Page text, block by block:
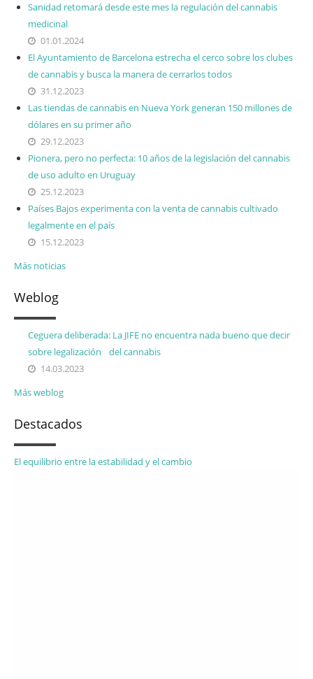
Sanidad retomará desde este mes la regulación del cannabis
medicinal
01.01.2024
El Ayuntamiento de Barcelona estrecha el cerco sobre los clubes
de cannabis y busca la manera de cerrarlos todos
31.12.2023
Las tiendas de cannabis en Nueva York generan 150 millones de
dólares en su primer año
29.12.2023
Pionera, pero no perfecta: 10 años de la legislación del cannabis
de uso adulto en Uruguay
25.12.2023
Países Bajos experimenta con la venta de cannabis cultivado
legalmente en el país
15.12.2023
Más noticias
Weblog
Ceguera deliberada: La JIFE no encuentra nada bueno que decir
sobre legalización del cannabis
14.03.2023
Más weblog
Destacados
El equilibrio entre la estabilidad y el cambio